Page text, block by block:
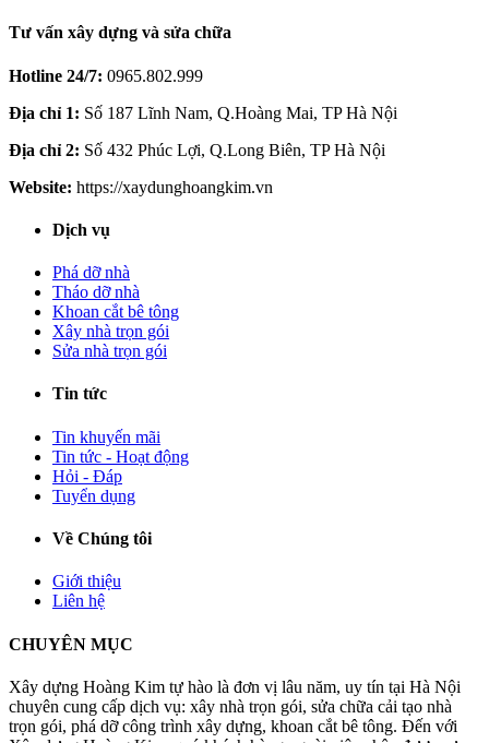
Tư vấn xây dựng và sửa chữa
Hotline 24/7: 0965.802.999
Địa chỉ 1: Số 187 Lĩnh Nam, Q.Hoàng Mai, TP Hà Nội
Địa chỉ 2: Số 432 Phúc Lợi, Q.Long Biên, TP Hà Nội
Website: https://xaydunghoangkim.vn
Dịch vụ
Phá dỡ nhà
Tháo dỡ nhà
Khoan cắt bê tông
Xây nhà trọn gói
Sửa nhà trọn gói
Tin tức
Tin khuyến mãi
Tin tức - Hoạt động
Hỏi - Đáp
Tuyển dụng
Về Chúng tôi
Giới thiệu
Liên hệ
CHUYÊN MỤC
Xây dựng Hoàng Kim tự hào là đơn vị lâu năm, uy tín tại Hà Nội
chuyên cung cấp dịch vụ: xây nhà trọn gói, sửa chữa cải tạo nhà
trọn gói, phá dỡ công trình xây dựng, khoan cắt bê tông. Đến với